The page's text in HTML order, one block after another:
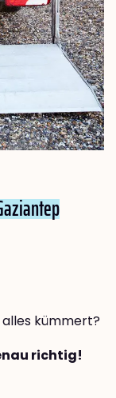
alles kümmert?
richtig!